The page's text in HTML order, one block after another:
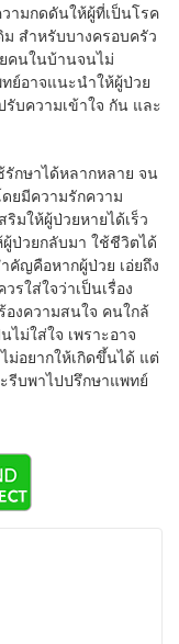
ามกดดันให้ผู้ที่เป็นโรค
ม สำหรับบางครอบครัว
คนในบ้านจนไม่
ย์อาจแนะนำให้ผู้ป่วย
บความเข้าใจ กัน และ
กษาได้หลากหลาย จน
ยมีความรักความ
มให้ผู้ป่วยหายได้เร็ว
ป่วยกลับมา ใช้ชีวิตได้
คัญคือหากผู้ป่วย เอ่ยถึง
รใส่ใจว่าเป็นเรื่อง
องความสนใจ คนใกล้
ม่ใส่ใจ เพราะอาจ
ม่อยากให้เกิดขึ้นได้ แต่
รีบพาไปปรึกษาแพทย์